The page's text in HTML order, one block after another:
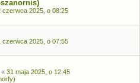
czerwca 2025, o 08:25
czerwca 2025, o 07:55
« 31 maja 2025, o 12:45